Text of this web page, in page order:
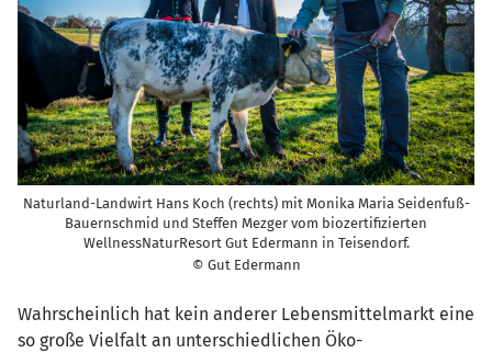
Naturland-Landwirt Hans Koch (rechts) mit Monika Maria Seidenfuß-
Bauernschmid und Steffen Mezger vom biozertifizierten
WellnessNaturResort Gut Edermann in Teisendorf.
© Gut Edermann
Wahrscheinlich hat kein anderer Lebensmittelmarkt eine
so große Vielfalt an unterschiedlichen Öko-